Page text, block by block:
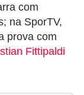
com
na SporTV,
prova com
Fittipaldi